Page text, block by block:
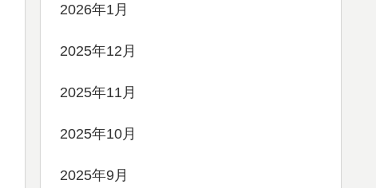
2026年1月
2025年12月
2025年11月
2025年10月
2025年9月